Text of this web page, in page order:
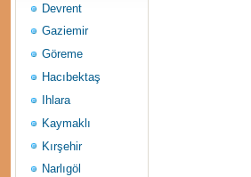
Devrent
Gaziemir
Göreme
Hacıbektaş
Ihlara
Kaymaklı
Kırşehir
Narlıgöl